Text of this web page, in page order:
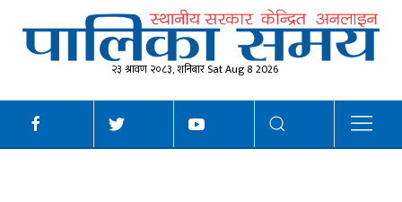
२३ श्रावण २०८३, शनिबार Sat Aug 8 2026